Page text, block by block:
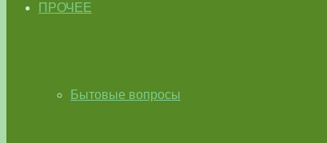
ПРОЧЕЕ
Бытовые вопросы